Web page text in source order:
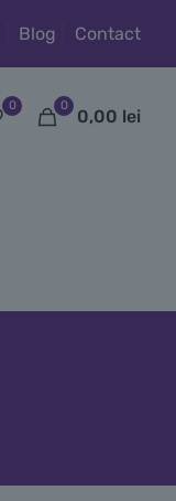
Blog Contact
0 0
0,00 lei